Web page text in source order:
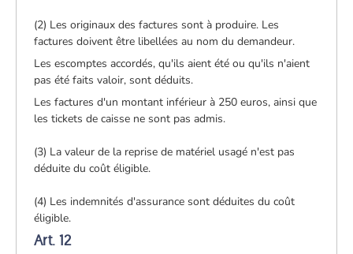
(2) Les originaux des factures sont à produire. Les
factures doivent être libellées au nom du demandeur.
Les escomptes accordés, qu'ils aient été ou qu'ils n'aient
pas été faits valoir, sont déduits.
Les factures d'un montant inférieur à 250 euros, ainsi que
les tickets de caisse ne sont pas admis.
(3) La valeur de la reprise de matériel usagé n'est pas
déduite du coût éligible.
(4) Les indemnités d'assurance sont déduites du coût
éligible.
Art. 12